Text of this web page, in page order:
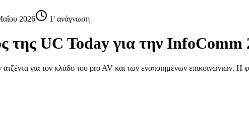
2026 1' ανάγνωση
της UC Today για την InfoComm
για τον κλάδο του pro AV και των ενοποιημένων επικοινωνιών. Η